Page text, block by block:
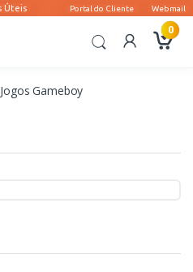
0
Jogos Gameboy